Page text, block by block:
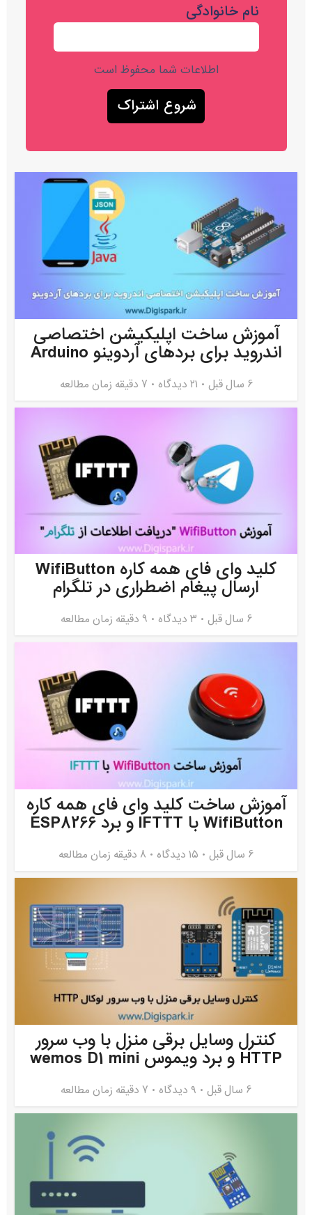
نام خانوادگی
اطلاعات شما محفوظ است
آموزش ساخت اپلیکیشن اختصاصی
اندروید برای بردهای آردوینو Arduino
6 سال قبل ۲۱ دیدگاه 7 دقیقه زمان مطالعه
کلید وای فای همه کاره WifiButton
ارسال پیغام اضطراری در تلگرام
6 سال قبل ۳ دیدگاه 9 دقیقه زمان مطالعه
آموزش ساخت کلید وای فای همه کاره
WifiButton با IFTTT و برد ESP8266
6 سال قبل ۱۵ دیدگاه 8 دقیقه زمان مطالعه
کنترل وسایل برقی منزل با وب سرور
HTTP و برد ویموس wemos D1 mini
6 سال قبل ۹ دیدگاه 7 دقیقه زمان مطالعه